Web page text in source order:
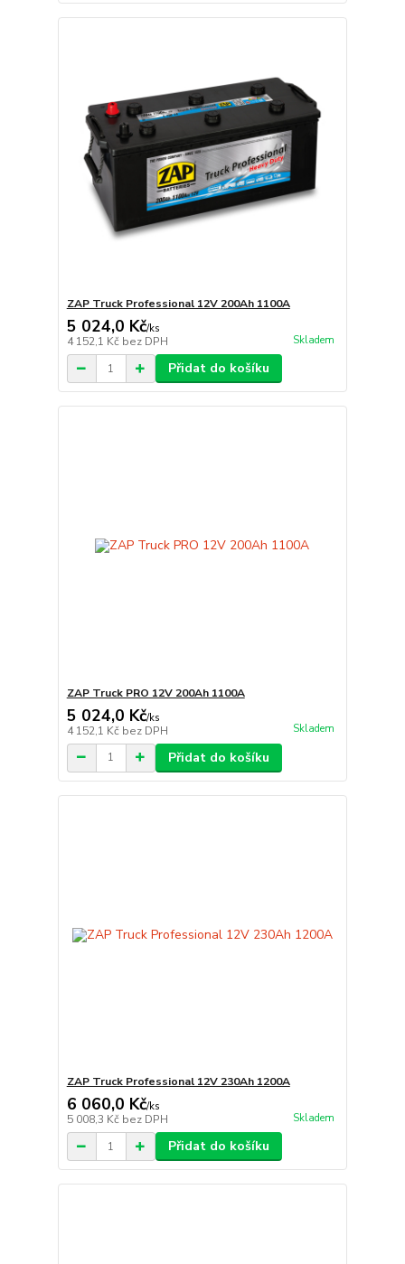
ZAP Truck Professional 12V 200Ah 1100A
5 024,0 Kč/ks
4 152,1 Kč bez DPH Skladem
Přidat do košíku
ZAP Truck PRO 12V 200Ah 1100A
5 024,0 Kč/ks
4 152,1 Kč bez DPH Skladem
Přidat do košíku
ZAP Truck Professional 12V 230Ah 1200A
6 060,0 Kč/ks
5 008,3 Kč bez DPH Skladem
Přidat do košíku